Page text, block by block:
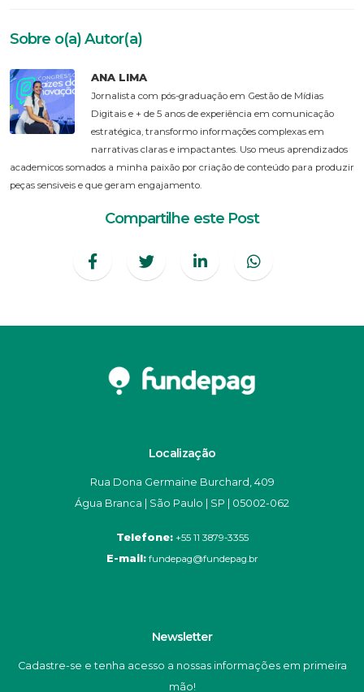
Sobre o(a) Autor(a)
ANA LIMA
Jornalista com pós-graduação em Gestão de Mídias
Digitais e + de 5 anos de experiência em comunicação
estratégica, transformo informações complexas em
narrativas claras e impactantes. Uso meus aprendizados
academicos somados a minha paixão por criação de conteúdo para produzir
peças sensiveis e que geram engajamento.
Compartilhe este Post
Localização
Rua Dona Germaine Burchard, 409
Água Branca | São Paulo | SP | 05002-062
Telefone:+55 11 3879-3355
E-mail:fundepag@fundepag.br
Newsletter
Cadastre-se e tenha acesso a nossas informações em primeira
mão!